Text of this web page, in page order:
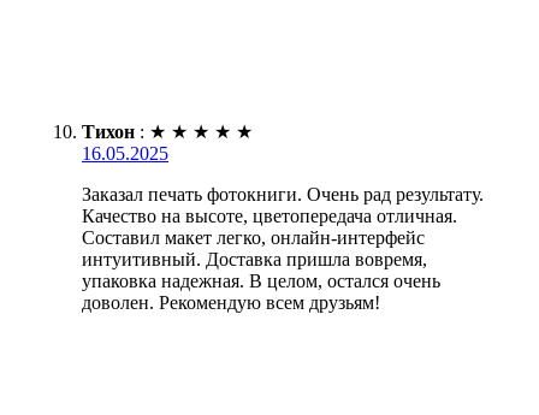
Тихон : ★ ★ ★ ★ ★
16.05.2025
Заказал печать фотокниги. Очень рад результату.
Качество на высоте, цветопередача отличная.
Составил макет легко, онлайн-интерфейс
интуитивный. Доставка пришла вовремя,
упаковка надежная. В целом, остался очень
доволен. Рекомендую всем друзьям!